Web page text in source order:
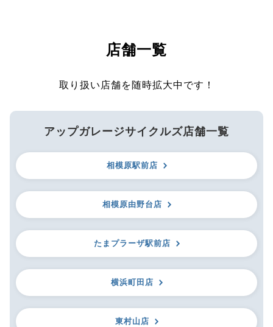
店舗一覧
取り扱い店舗を随時拡大中です！
アップガレージサイクルズ店舗一覧
相模原駅前店
相模原由野台店
たまプラーザ駅前店
横浜町田店
東村山店